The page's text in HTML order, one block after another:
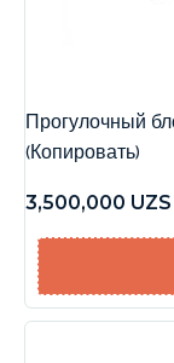
Прогулочный
(Копировать)
3,500,000 UZS